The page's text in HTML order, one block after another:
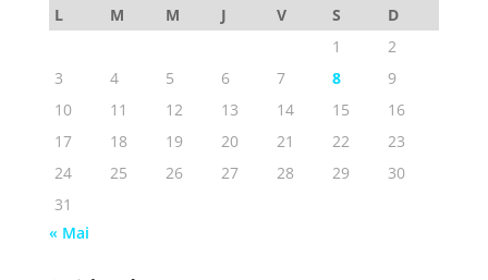
L M M J V S
D
1
2
3
4 5 6 7 8
9
10
11 12 13 14 15
16
17
18 19 20 21 22
23
24
25 26 27 28 29
30
31
« Mai